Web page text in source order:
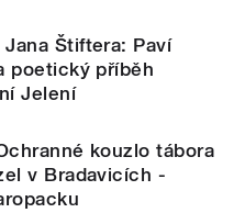
Štiftera: Paví
poetický příběh
Jelení
kouzlo tábora
v Bradavicích -